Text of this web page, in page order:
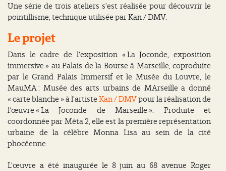
Une série de trois ateliers s’est réalisée pour découvrir le
pointillisme, technique utilisée par Kan / DMV.
Le projet
Dans le cadre de l’exposition « La Joconde, exposition
immersive » au Palais de la Bourse à Marseille, coproduite
par le Grand Palais Immersif et le Musée du Louvre, le
MauMA : Musée des arts urbains de MArseille a donné
« carte blanche » à l’artiste Kan / DMVpour la réalisation de
l’œuvre « La Joconde de Marseille ». Produite et
coordonnée par Méta 2, elle est la première représentation
urbaine de la célèbre Monna Lisa au sein de la cité
phocéenne.
L’œuvre a été inaugurée le 8 juin au 68 avenue Roger